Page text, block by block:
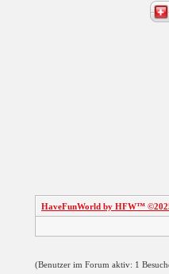
HaveFunWorld by HFW™
(Benutzer im Forum aktiv: 1